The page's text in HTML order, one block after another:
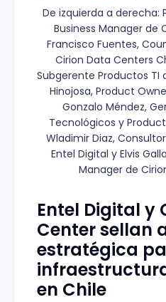
De izquierda a derecha:
Business Manager de
Francisco Fuentes,
Cirion Data Centers
Subgerente Productos TI
Hinojosa, Product
Gonzalo Méndez,
Tecnológicos y
Wladimir Diaz,
Entel Digital y Elvis
Manager de
Entel Digital y
Center sellan
estratégica
en Chile